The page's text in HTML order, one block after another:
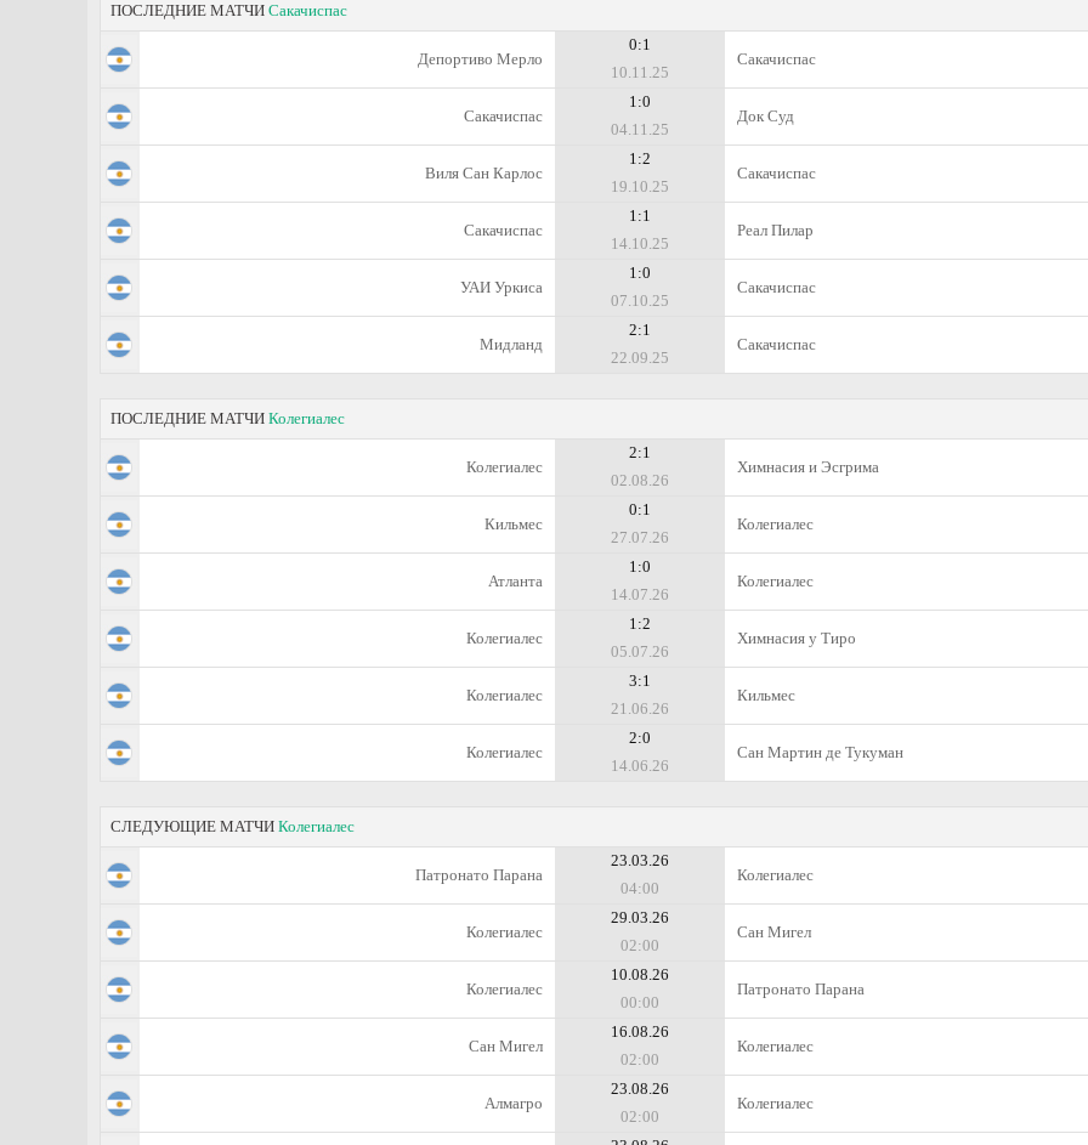
ПОСЛЕДНИЕ МАТЧИ Сакачиспас
Депортиво Мерло
0:1
10.11.25
Сакачиспас
Сакачиспас
1:0
04.11.25
Док Суд
Виля Сан Карлос
1:2
19.10.25
Сакачиспас
Сакачиспас
1:1
14.10.25
Реал Пилар
УАИ Уркиса
1:0
07.10.25
Сакачиспас
Мидланд
2:1
22.09.25
Сакачиспас
ПОСЛЕДНИЕ МАТЧИ Колегиалес
Колегиалес
2:1
02.08.26
Химнасия и Эсгрима
Кильмес
0:1
27.07.26
Колегиалес
Атланта
1:0
14.07.26
Колегиалес
Колегиалес
1:2
05.07.26
Химнасия у Тиро
Колегиалес
3:1
21.06.26
Кильмес
Колегиалес
2:0
14.06.26
Сан Мартин де Тукуман
СЛЕДУЮЩИЕ МАТЧИ Колегиалес
Патронато Парана
23.03.26
04:00
Колегиалес
Колегиалес
29.03.26
02:00
Сан Мигел
Колегиалес
10.08.26
00:00
Патронато Парана
Сан Мигел
16.08.26
02:00
Колегиалес
Алмагро
23.08.26
02:00
Колегиалес